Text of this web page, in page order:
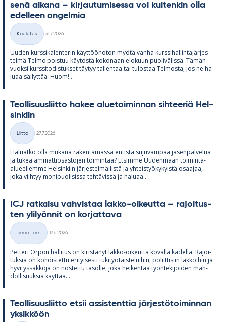
senä ai­kana – kir­jau­tu­mi­sessa voi kui­ten­kin olla
edel­leen on­gel­mia
Kategoriat
Koulutus
31.7.2026
Uu­den kurs­si­ka­len­te­rin käyt­töö­no­ton myötä vanha kurs­si­hal­lin­ta­jär­jes­
telmä Telmo pois­tuu käy­töstä ko­ko­naan elo­kuun puo­li­vä­lissä. Tä­män
vuoksi kurs­si­to­dis­tuk­set täy­tyy tal­len­taa tai tu­los­taa Tel­mosta, jos ne ha­
luaa säi­lyt­tää. Huom!...
Teol­li­suus­liitto ha­kee alue­toi­min­nan sih­tee­riä Hel­
sin­kiin
Kategoriat
Liitto
27.7.2026
Ha­luatko olla mu­kana ra­ken­ta­massa en­tistä su­ju­vam­paa jä­sen­pal­ve­lua
ja tu­kea am­mat­tio­sas­to­jen toi­min­taa? Et­simme Uu­den­maan toi­minta-
alu­eel­lemme Hel­sin­kiin jär­jes­tel­mäl­listä ja yh­teis­työ­ky­kyistä osaa­jaa,
joka viih­tyy mo­ni­puo­li­sissa teh­tä­vissä ja ha­luaa...
ICJ rat­kaisu vah­vis­taa lakko-oi­keutta – ra­joi­tus­
ten yli­lyön­nit on kor­jat­tava
Kategoriat
Tiedotteet
17.6.2026
Pet­teri Or­pon hal­li­tus on ki­ris­tä­nyt lakko-oi­keutta ko­valla kä­dellä. Ra­joi­
tuk­sia on koh­dis­tettu eri­tyi­sesti tu­ki­työ­tais­te­lui­hin, po­liit­ti­siin lak­koi­hin ja
hy­vi­tys­sak­koja on nos­tettu ta­solle, joka hei­ken­tää työn­te­ki­jöi­den mah­
dol­li­suuk­sia käyt­tää...
Teol­li­suus­liitto et­sii as­sis­tent­tia jär­jes­tö­toi­min­nan
yk­sik­köön